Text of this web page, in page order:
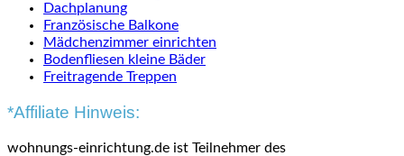
Dachplanung
Französische Balkone
Mädchenzimmer einrichten
Bodenfliesen kleine Bäder
Freitragende Treppen
*Affiliate Hinweis:
wohnungs-einrichtung.de ist Teilnehmer des